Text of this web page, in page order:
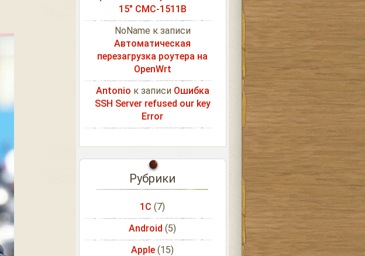
15″ CMC-1511B
NoName к записи
Автоматическая
перезагрузка роутера на
OpenWrt
Antonio к записи Ошибка
SSH Server refused our key
Error
Рубрики
1С (7)
Android (5)
Apple (15)